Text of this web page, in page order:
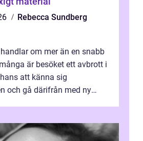
Rebecca Sundberg
om mer än en snabb
är besöket ett avbrott i
att känna sig
och gå därifrån med ny